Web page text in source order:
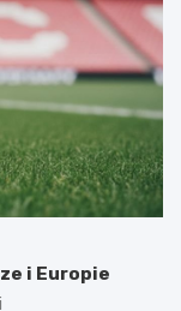
i Europie